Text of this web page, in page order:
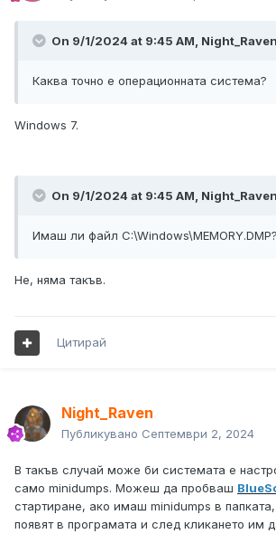
On 9/1/2024 at 9:45 AM, Night_Raven
Каква точно е операционната система?
Windows 7.
On 9/1/2024 at 9:45 AM, Night_Raven
Имаш ли файл C:\Windows\MEMORY.DMP?
Не, няма такъв.
Цитирай
Night_Raven
Публикувано Септември 2, 2024
В такъв случай може би системата е
само minidumps. Можеш да пробваш
стартиране, ако имаш minidumps в
появят в програмата и след кликането им